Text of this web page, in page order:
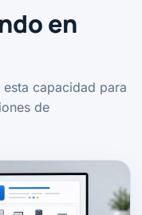
en
capacidad para
de